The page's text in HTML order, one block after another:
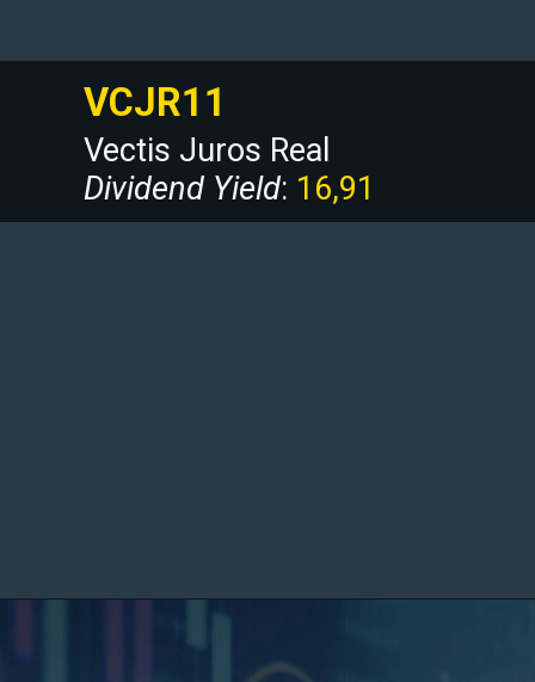
Vectis Juros Real
Dividend Yield: 16,91
VCJR11